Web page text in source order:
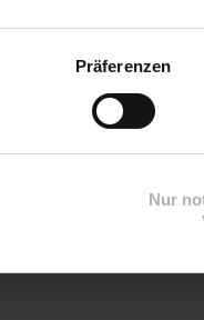
Präferenzen
Nur